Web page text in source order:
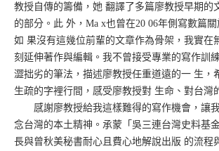
教授自傳的籌備，她 翻譯了多篇廖教授早期的
的部分。此 外，Ma x也曾在20 06年側寫數篇關
如 果沒有這幾位前輩的文章作為骨架，我實在
刻延伸著作與編輯。我不曾接受專業的寫作訓
澀拙劣的筆法，描述廖教授任重道遠的一 生，
生疏的字裡行間，感受廖教授對 生命、對台灣
感謝廖教授給我這樣難得的寫作機會，讓
念台灣的本土精神。承蒙「吳三連台灣史料基
長與曾秋美秘書耐心且費心地解說出版 的流程